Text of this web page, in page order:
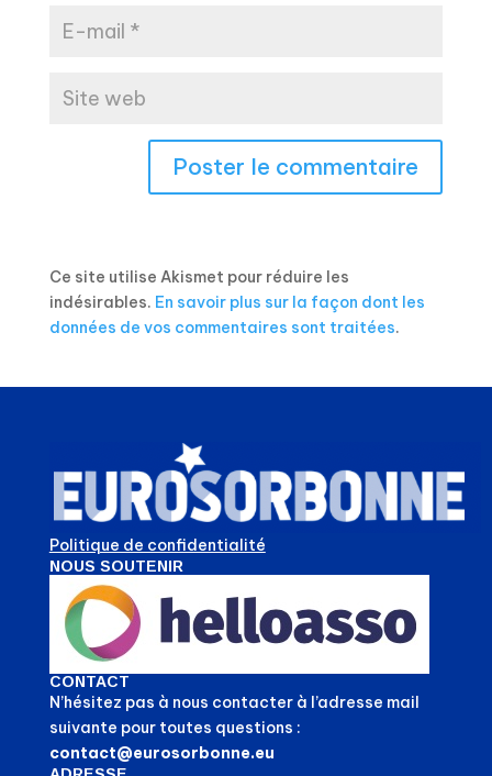
Ce site utilise Akismet pour réduire les
indésirables. En savoir plus sur la façon dont les
données de vos commentaires sont traitées.
Politique de confidentialité
NOUS SOUTENIR
CONTACT
N’hésitez pas à nous contacter à l’adresse mail
suivante pour toutes questions :
contact@eurosorbonne.eu